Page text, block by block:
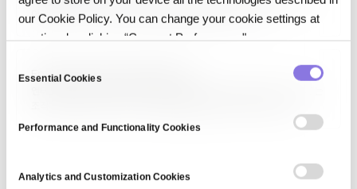
our Cookie Policy. You can change your cookie settings at
any time by clicking “Consent Preferences."
Essential Cookies
Performance and Functionality Cookies
Analytics and Customization Cookies
아래 자사 고유 데이터로 핵심 업무를 운영·개선하는 데 쓰는
Enterprise data management
포괄하는 관리 체계입니다. 마스터 데이터 관리, 메타데이터 관리, 데이터
품질, 데이터 거버넌스가 하위 영역이며, 전사적 데이터 일관성과 신뢰성을